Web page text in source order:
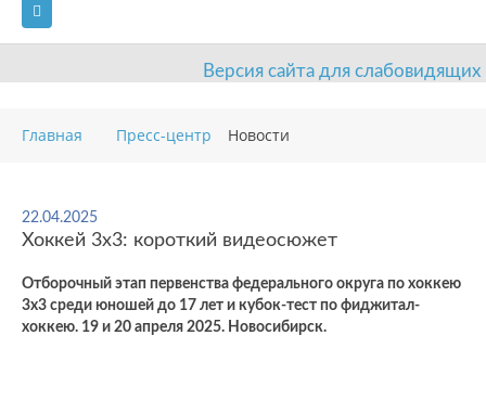
Версия сайта для слабовидящих
ГЛАВНАЯ
ВИДЫ СПОРТА
ОЦЕНКА КАЧЕСТВА ОБРАЗОВАНИЯ ВАКАНСИИ
Главная Пресс-центр Новости
22.04.2025
Хоккей 3х3: короткий видеосюжет
Отборочный этап первенства федерального округа по хоккею
3х3 среди юношей до 17 лет и кубок-тест по фиджитал-
хоккею. 19 и 20 апреля 2025. Новосибирск.